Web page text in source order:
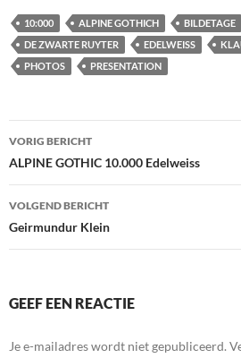
10:000 ALPINE GOTHICH BILDETAGE
DE ZWARTE RUYTER
EDELWEISS
PHOTOS
PRESENTATION
Bericht
navigatie
VORIG BERICHT
ALPINE GOTHIC 10.000 Edelweiss
VOLGEND BERICHT
Geirmundur Klein
GEEF EEN REACTIE
Je e-mailadres wordt niet gepubliceerd.